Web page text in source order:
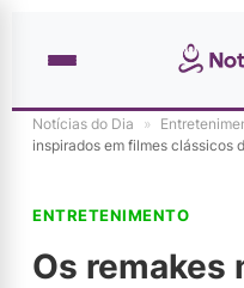
Notícias do Dia »
inspirados em filmes clássicos
ENTRETENIMENTO
Os remakes